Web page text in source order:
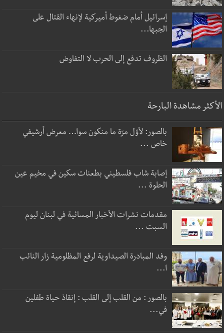
إسرائيل أمام ضغوط أميركية لإنهاء القتال على
الجبها...
الظروف تدفع إلى الحرب لا التفاوض
الأكثر مشاهدة البارحة
بالصور: لأوّل مرّة ما منكون سوا… معرض أرشيفي
خاص ...
إصابة شاب فلسطيني بطعنات سكين في مخيم عين
الحلوة ...
مقدمات نشرات الأخبار المسائية في لبنان ليوم
السبت ...
وفد المبادرة الصيداوية لرفع المظلومية زار النائب
ا...
بالصور : من القلب إلى القلب : إنقاذ حياة طفلين
في...